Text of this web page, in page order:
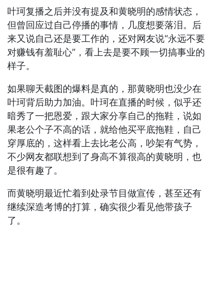
叶珂复播之后并没有提及和黄晓明的感情状态，
但曾回应过自己停播的事情，几度想要落泪。后
来又说自己还是要工作的，还对网友说“永远不要
对赚钱有羞耻心”，看上去是要不顾一切搞事业的
样子。
如果聊天截图的爆料是真的，那黄晓明也没少在
叶珂背后助力加油。叶珂在直播的时候，似乎还
暗秀了一把恩爱，跟大家分享自己的拖鞋，说如
果老公个子不高的话，就给他买平底拖鞋，自己
穿厚底的，这样看上去比老公高，吵架有气势，
不少网友都联想到了身高不算很高的黄晓明，也
是很有趣了。
而黄晓明最近忙着到处录节目做宣传，甚至还有
继续深造考博的打算，确实很少看见他带孩子
了。